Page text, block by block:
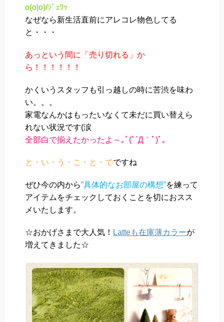
o(o|o)/ｼﾞｭﾜｯ
なぜなら新生活直前にアレコレ物色してる
と・・・
あっという間に「売り切れる」か
ら！！！！！！
かくいうスタッフも引っ越しの時に苦渋を味わ
い。。。
家電なんかはもったいなくて未だに買い替えら
れない状況です(涙
全部白で揃えたかったよ～｡ﾟ(ﾟ´Д｀ﾟ)ﾟ｡
と・い・う・こ・と・でですね
ぜひ今の内から”具体的なお部屋の構想”を練って
アイテムをチェックしておくことを切におスス
メいたします。
☆おかげさまで大人気！ Latteも在庫薄カラーが
増えてきました☆